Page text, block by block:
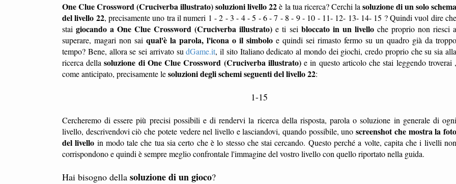
One Clue Crossword (Cruciverba illustrato) soluzioni livello 22è la tua ricerca? Cerchi la soluzione di un solo schema
del livello 22, precisamente uno tra il numeri 1 - 2 - 3 - 4 - 5 - 6 - 7 - 8 - 9 - 10 - 11- 12- 13- 14- 15 ? Quindi vuol dire che
staigiocando a One Clue Crossword (Cruciverba illustrato) e ti sei bloccato in un livelloche proprio non riesci a
superare, magari non sai qual'è la parola, l'icona o il simbolo e quindi sei rimasto fermo su un quadro già da troppo
tempo? Bene, allora se sei arrivato sudGame.it, il sito Italiano dedicato al mondo dei giochi, credo proprio che su sia alla
ricerca dellasoluzione di One Clue Crossword (Cruciverba illustrato)e in questo articolo che stai leggendo troverai ,
come anticipato, precisamente lesoluzioni degli schemi seguenti del livello 22:
1-15
Cercheremo di essere più precisi possibili e di rendervi la ricerca della risposta, parola o soluzione in generale di ogni
livello, descrivendovi ciò che potete vedere nel livello e lasciandovi, quando possibile, unoscreenshot che mostra la foto
del livello in modo tale che tua sia certo che è lo stesso che stai cercando. Questo perché a volte, capita che i livelli non
corrispondono e quindi è sempre meglio confrontale l'immagine del vostro livello con quello riportato nella guida.
Hai bisogno della soluzione di un gioco?